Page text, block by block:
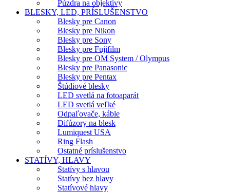
Púzdra na objektívy
BLESKY, LED, PRÍSLUŠENSTVO
Blesky pre Canon
Blesky pre Nikon
Blesky pre Sony
Blesky pre Fujifilm
Blesky pre OM System / Olympus
Blesky pre Panasonic
Blesky pre Pentax
Štúdiové blesky
LED svetlá na fotoaparát
LED svetlá veľké
Odpaľovače, káble
Difúzory na blesk
Lumiquest USA
Ring Flash
Ostatné príslušenstvo
STATÍVY, HLAVY
Statívy s hlavou
Statívy bez hlavy
Statívové hlavy